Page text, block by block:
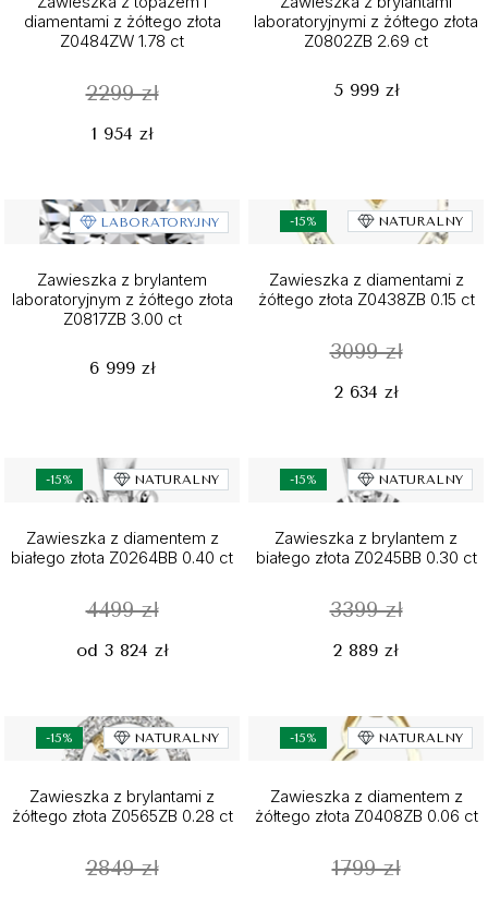
diamentami z żółtego złota
Z0484ZW 1.78 ct
2299 zł
1 954 zł
laboratoryjnymi z żółtego złota
Z0802ZB 2.69 ct
5 999 zł
LABORATORYJNY
Zawieszka z brylantem
laboratoryjnym z żółtego złota
Z0817ZB 3.00 ct
6 999 zł
-15% NATURALNY
Zawieszka z diamentami z
żółtego złota Z0438ZB 0.15 ct
3099 zł
2 634 zł
-15% NATURALNY
Zawieszka z diamentem z
białego złota Z0264BB 0.40 ct
4499 zł
od 3 824 zł
-15% NATURALNY
Zawieszka z brylantem z
białego złota Z0245BB 0.30 ct
3399 zł
2 889 zł
-15% NATURALNY
Zawieszka z brylantami z
żółtego złota Z0565ZB 0.28 ct
2849 zł
-15% NATURALNY
Zawieszka z diamentem z
żółtego złota Z0408ZB 0.06 ct
1799 zł